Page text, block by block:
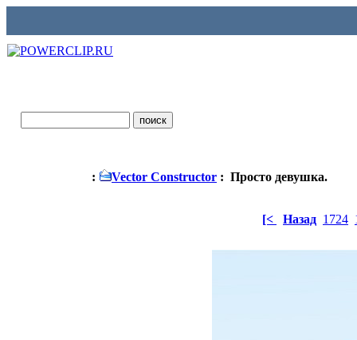
: Vector Constructor : Просто девушка.
[< Назад 1724